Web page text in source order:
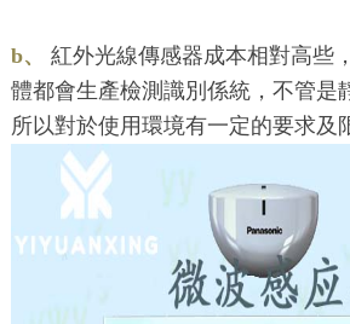
b、 紅外光線傳感器成本相對高些
體都會生產檢測識別係統，不管是
所以對於使用環境有一定的要求及